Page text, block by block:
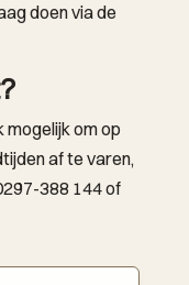
doen via de
mogelijk om op
af te varen,
388 144 of